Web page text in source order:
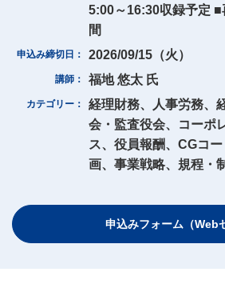
Webゼミプレミアム
記事一覧 実務FAQ一覧
サイトマップ 規約 関連リンク 株
5:00～16:30収録予定
間
申込み締切日 2026/09/15（火）
講師 福地 悠太 氏
カテゴリー
経理財務、人事労務、
会・監査役会、コーポ
ス、役員報酬、CGコ
画、事業戦略、規程・
申込みフォーム（Web